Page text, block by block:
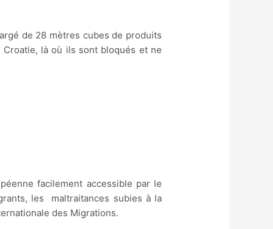
de 28 mètres cubes de produits
là où ils sont bloqués et ne
facilement accessible par le
les maltraitances subies à la
des Migrations.